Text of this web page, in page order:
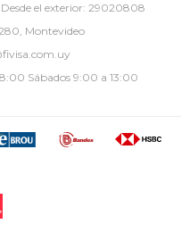
el exterior: 29020808
Montevideo
Sábados 9:00 a 13:00